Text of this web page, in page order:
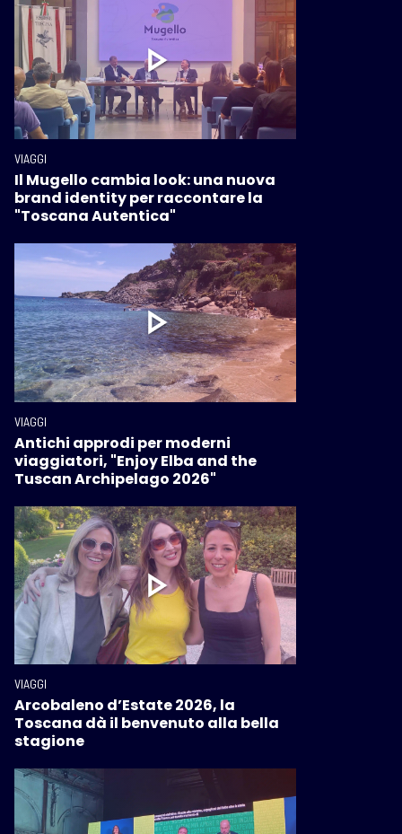
VIAGGI
Il Mugello cambia look: una nuova
brand identity per raccontare la
"Toscana Autentica"
VIAGGI
Antichi approdi per moderni
viaggiatori, "Enjoy Elba and the
Tuscan Archipelago 2026"
VIAGGI
Arcobaleno d’Estate 2026, la
Toscana dà il benvenuto alla bella
stagione